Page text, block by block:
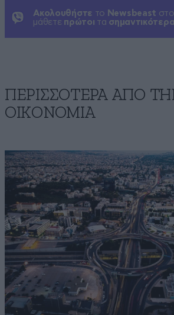
Ακολουθήστε το Newsbeast
μάθετε πρώτοι τα
ΠΕΡΙΣΣΟΤΕΡΑ ΑΠΟ
ΟΙΚΟΝΟΜΙΑ